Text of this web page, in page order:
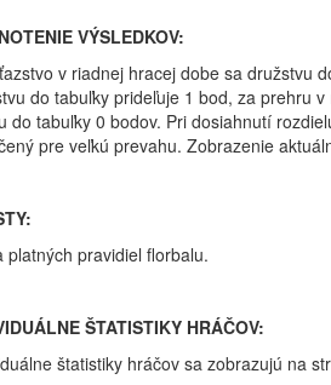
VÝSLEDKOV:
v riadnej hracej dobe sa družstvu
do tabuľky prideľuje 1 bod, za prehru
do tabuľky 0 bodov. Pri dosiahnutí
pre veľkú prevahu. Zobrazenie
platných pravidiel florbalu.
ŠTATISTIKY HRÁČOV:
štatistiky hráčov sa zobrazujú na